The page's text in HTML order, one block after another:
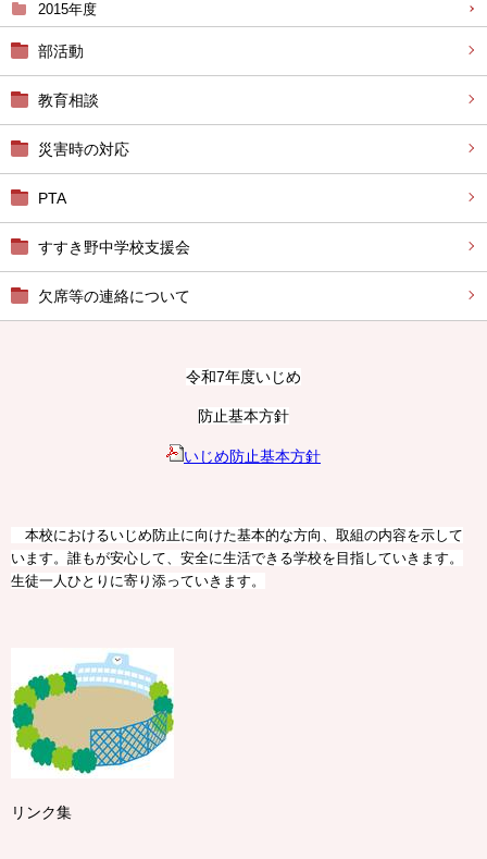
2015年度
部活動
教育相談
災害時の対応
PTA
すすき野中学校支援会
欠席等の連絡について
令和7年度いじめ
防止基本方針
いじめ防止基本方針
本校におけるいじめ防止に向けた基本的な方向、取組の内容を示して
います。誰もが安心して、安全に生活できる学校を目指していきます。
生徒一人ひとりに寄り添っていきます。
リンク集